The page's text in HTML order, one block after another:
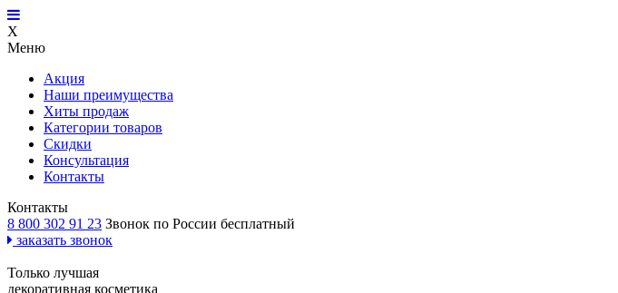
X
Меню
Акция
Наши преимущества
Хиты продаж
Категории товаров
Скидки
Консультация
Контакты
Контакты
8 800 302 91 23 Звонок по России бесплатный
заказать звонок
Только лучшая
декоративная косметика